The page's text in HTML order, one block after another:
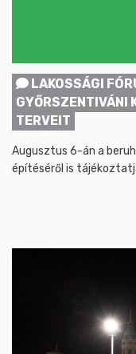
LAKOSSÁGI
GYŐRSZENTIVÁNI
TERVEIT
Augusztus 6-án a
építéséről is